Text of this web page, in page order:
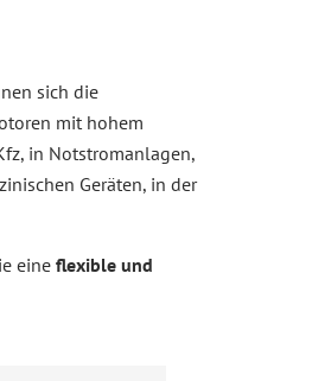
sich die
mit hohem
in Notstromanlagen,
Geräten, in der
eine flexible und